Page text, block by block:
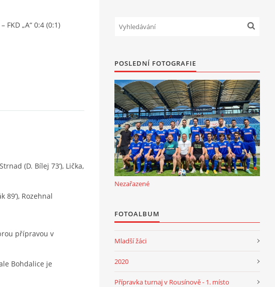
FKD „A“ 0:4 (0:1)
(D. Bílej 73’), Lička,
89’), Rozehnal
přípravou v
Bohdalice je
POSLEDNÍ FOTOGRAFIE
Nezařazené
FOTOALBUM
Mladší žáci
2020
Přípravka turnaj v Rousínově - 1. místo